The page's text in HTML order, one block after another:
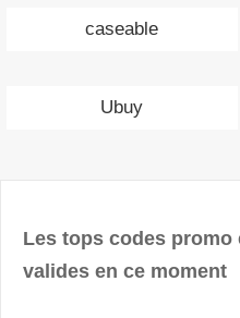
caseable
Ubuy
Les tops codes
valides en ce moment